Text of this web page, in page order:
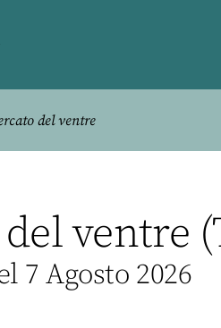
del ventre
ventre
7 Agosto 2026